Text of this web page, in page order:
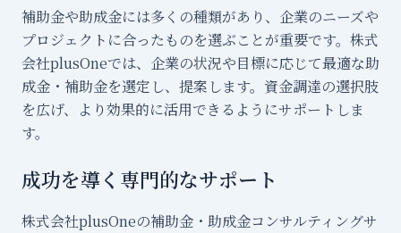
補助金や助成金には多くの種類があり、企業のニーズや
プロジェクトに合ったものを選ぶことが重要です。株式
会社plusOneでは、企業の状況や目標に応じて最適な助
成金・補助金を選定し、提案します。資金調達の選択肢
を広げ、より効果的に活用できるようにサポートしま
す。
成功を導く専門的なサポート
株式会社plusOneの補助金・助成金コンサルティングサ